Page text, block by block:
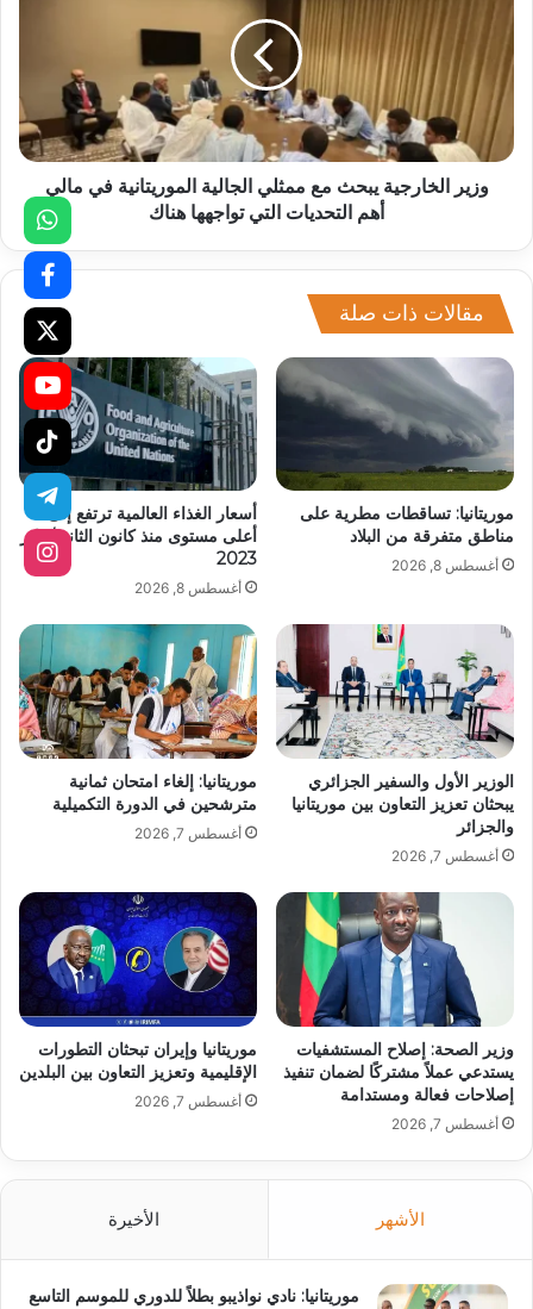
وزير الخارجية يبحث مع ممثلي الجالية الموريتانية في مالي
أهم التحديات التي تواجهها هناك
مقالات ذات صلة
موريتانيا: تساقطات مطرية على
مناطق متفرقة من البلاد
أغسطس 8, 2026
أسعار الغذاء العالمية ترتفع إلى
أعلى مستوى منذ كانون الثاني/يناير
2023
أغسطس 8, 2026
الوزير الأول والسفير الجزائري
يبحثان تعزيز التعاون بين موريتانيا
والجزائر
أغسطس 7, 2026
موريتانيا: إلغاء امتحان ثمانية
مترشحين في الدورة التكميلية
أغسطس 7, 2026
وزير الصحة: إصلاح المستشفيات
يستدعي عملاً مشتركًا لضمان تنفيذ
إصلاحات فعالة ومستدامة
أغسطس 7, 2026
موريتانيا وإيران تبحثان التطورات
الإقليمية وتعزيز التعاون بين البلدين
أغسطس 7, 2026
الأشهر الأخيرة
موريتانيا: نادي نواذيبو بطلاً للدوري للموسم التاسع